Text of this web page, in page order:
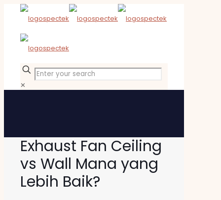
✕
Exhaust Fan Ceiling
vs Wall Mana yang
Lebih Baik?